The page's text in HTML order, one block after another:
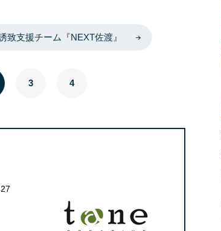
致支援チーム『NEXT佐渡』
3 4